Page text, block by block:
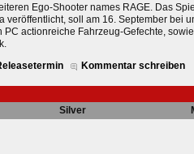
Ego-Shooter names RAGE. Das
veröffentlicht, soll am 16. September bei
actionreiche Fahrzeug-Gefechte,
Kommentar schreiben
Silver